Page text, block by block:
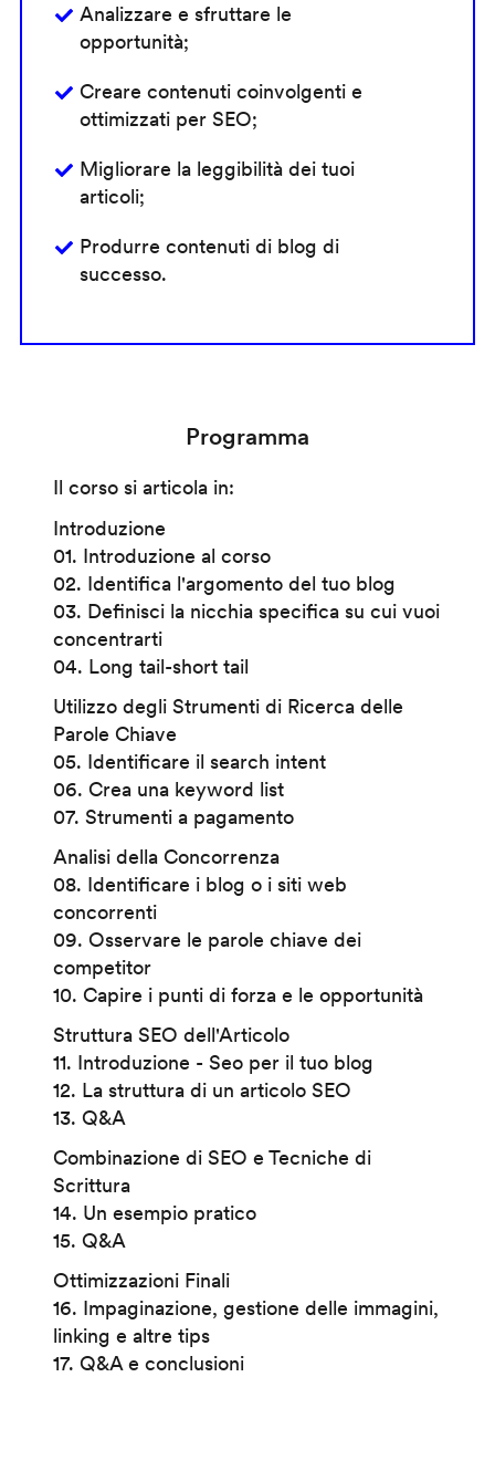
Analizzare e sfruttare le
opportunità;
Creare contenuti coinvolgenti e
ottimizzati per SEO;
Migliorare la leggibilità dei tuoi
articoli;
Produrre contenuti di blog di
successo.
Programma
Il corso si articola in:
Introduzione
01. Introduzione al corso
02. Identifica l'argomento del tuo blog
03. Definisci la nicchia specifica su cui vuoi
concentrarti
04. Long tail-short tail
Utilizzo degli Strumenti di Ricerca delle
Parole Chiave
05. Identificare il search intent
06. Crea una keyword list
07. Strumenti a pagamento
Analisi della Concorrenza
08. Identificare i blog o i siti web
concorrenti
09. Osservare le parole chiave dei
competitor
10. Capire i punti di forza e le opportunità
Struttura SEO dell'Articolo
11. Introduzione - Seo per il tuo blog
12. La struttura di un articolo SEO
13. Q&A
Combinazione di SEO e Tecniche di
Scrittura
14. Un esempio pratico
15. Q&A
Ottimizzazioni Finali
16. Impaginazione, gestione delle immagini,
linking e altre tips
17. Q&A e conclusioni